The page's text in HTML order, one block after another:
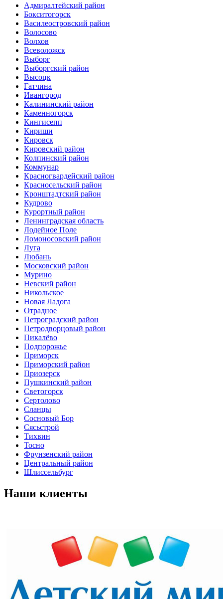
Адмиралтейский район
Бокситогорск
Василеостровский район
Волосово
Волхов
Всеволожск
Выборг
Выборгский район
Высоцк
Гатчина
Ивангород
Калининский район
Каменногорск
Кингисепп
Кириши
Кировск
Кировский район
Колпинский район
Коммунар
Красногвардейский район
Красносельский район
Кронштадтский район
Кудрово
Курортный район
Ленинградская область
Лодейное Поле
Ломоносовский район
Луга
Любань
Московский район
Мурино
Невский район
Никольское
Новая Ладога
Отрадное
Петроградский район
Петродворцовый район
Пикалёво
Подпорожье
Приморск
Приморский район
Приозерск
Пушкинский район
Светогорск
Сертолово
Сланцы
Сосновый Бор
Сясьстрой
Тихвин
Тосно
Фрунзенский район
Центральный район
Шлиссельбург
Наши клиенты